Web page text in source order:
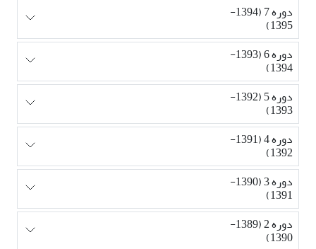
دوره 7 (1394-
1395)
دوره 6 (1393-
1394)
دوره 5 (1392-
1393)
دوره 4 (1391-
1392)
دوره 3 (1390-
1391)
دوره 2 (1389-
1390)